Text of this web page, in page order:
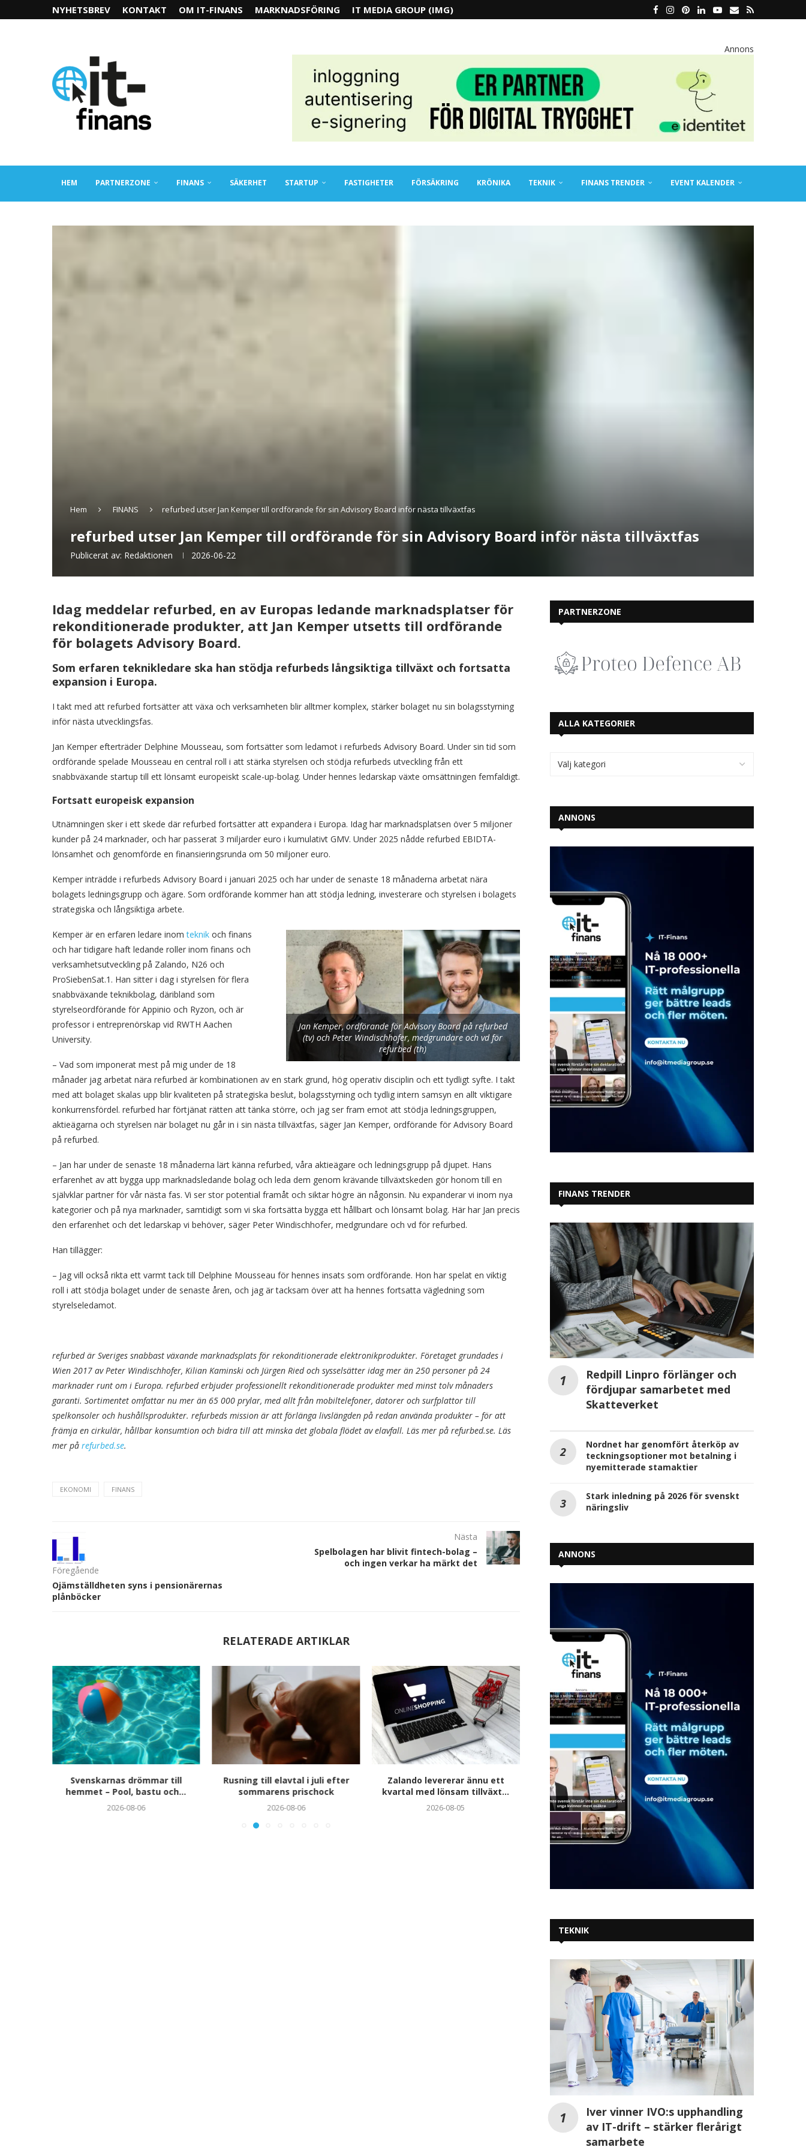
NYHETSBREV KONTAKT OM IT-FINANS MARKNADSFÖRING IT MEDIA GROUP (IMG)
Annons
HEM PARTNERZONE FINANS SÄKERHET STARTUP FASTIGHETER FÖRSÄKRING KRÖNIKA TEKNIK FINANS TRENDER EVENT KALENDER
Hem FINANS refurbed utser Jan Kemper till ordförande för sin Advisory Board inför nästa tillväxtfas
refurbed utser Jan Kemper till ordförande för sin Advisory Board inför nästa tillväxtfas
Publicerat av: Redaktionen 2026-06-22
Idag meddelar refurbed, en av Europas ledande marknadsplatser för
rekonditionerade produkter, att Jan Kemper utsetts till ordförande
för bolagets Advisory Board.
Som erfaren teknikledare ska han stödja refurbeds långsiktiga tillväxt och fortsatta
expansion i Europa.
I takt med att refurbed fortsätter att växa och verksamheten blir alltmer komplex, stärker bolaget nu sin bolagsstyrning
inför nästa utvecklingsfas.
Jan Kemper efterträder Delphine Mousseau, som fortsätter som ledamot i refurbeds Advisory Board. Under sin tid som
ordförande spelade Mousseau en central roll i att stärka styrelsen och stödja refurbeds utveckling från ett
snabbväxande startup till ett lönsamt europeiskt scale-up-bolag. Under hennes ledarskap växte omsättningen femfaldigt.
Fortsatt europeisk expansion
Utnämningen sker i ett skede där refurbed fortsätter att expandera i Europa. Idag har marknadsplatsen över 5 miljoner
kunder på 24 marknader, och har passerat 3 miljarder euro i kumulativt GMV. Under 2025 nådde refurbed EBIDTA-
lönsamhet och genomförde en finansieringsrunda om 50 miljoner euro.
Kemper inträdde i refurbeds Advisory Board i januari 2025 och har under de senaste 18 månaderna arbetat nära
bolagets ledningsgrupp och ägare. Som ordförande kommer han att stödja ledning, investerare och styrelsen i bolagets
strategiska och långsiktiga arbete.
Jan Kemper, ordförande för Advisory Board på refurbed
(tv) och Peter Windischhofer, medgrundare och vd för
refurbed (th)
Kemper är en erfaren ledare inomteknik och finans
och har tidigare haft ledande roller inom finans och
verksamhetsutveckling på Zalando, N26 och
ProSiebenSat.1. Han sitter i dag i styrelsen för flera
snabbväxande teknikbolag, däribland som
styrelseordförande för Appinio och Ryzon, och är
professor i entreprenörskap vid RWTH Aachen
University.
– Vad som imponerat mest på mig under de 18
månader jag arbetat nära refurbed är kombinationen av en stark grund, hög operativ disciplin och ett tydligt syfte. I takt
med att bolaget skalas upp blir kvaliteten på strategiska beslut, bolagsstyrning och tydlig intern samsyn en allt viktigare
konkurrensfördel. refurbed har förtjänat rätten att tänka större, och jag ser fram emot att stödja ledningsgruppen,
aktieägarna och styrelsen när bolaget nu går in i sin nästa tillväxtfas, säger Jan Kemper, ordförande för Advisory Board
på refurbed.
– Jan har under de senaste 18 månaderna lärt känna refurbed, våra aktieägare och ledningsgrupp på djupet. Hans
erfarenhet av att bygga upp marknadsledande bolag och leda dem genom krävande tillväxtskeden gör honom till en
självklar partner för vår nästa fas. Vi ser stor potential framåt och siktar högre än någonsin. Nu expanderar vi inom nya
kategorier och på nya marknader, samtidigt som vi ska fortsätta bygga ett hållbart och lönsamt bolag. Här har Jan precis
den erfarenhet och det ledarskap vi behöver, säger Peter Windischhofer, medgrundare och vd för refurbed.
Han tillägger:
– Jag vill också rikta ett varmt tack till Delphine Mousseau för hennes insats som ordförande. Hon har spelat en viktig
roll i att stödja bolaget under de senaste åren, och jag är tacksam över att ha hennes fortsatta vägledning som
styrelseledamot.
refurbed är Sveriges snabbast växande marknadsplats för rekonditionerade elektronikprodukter. Företaget grundades i
Wien 2017 av Peter Windischhofer, Kilian Kaminski och Jürgen Ried och sysselsätter idag mer än 250 personer på 24
marknader runt om i Europa. refurbed erbjuder professionellt rekonditionerade produkter med minst tolv månaders
garanti. Sortimentet omfattar nu mer än 65 000 prylar, med allt från mobiltelefoner, datorer och surfplattor till
spelkonsoler och hushållsprodukter. refurbeds mission är att förlänga livslängden på redan använda produkter – för att
främja en cirkulär, hållbar konsumtion och bidra till att minska det globala flödet av elavfall. Läs mer på refurbed.se. Läs
mer på refurbed.se.
EKONOMI FINANS
Föregående
Ojämställdheten syns i pensionärernas
plånböcker
Nästa
Spelbolagen har blivit fintech-bolag –
och ingen verkar ha märkt det
RELATERADE ARTIKLAR
Svenskarnas drömmar till
hemmet – Pool, bastu och...
2026-08-06
Rusning till elavtal i juli efter
sommarens prischock
2026-08-06
Zalando levererar ännu ett
kvartal med lönsam tillväxt...
2026-08-05
Tror vi att förändringen gäller
oss eller någon...
2026-08-05
kreditmarknadsbolag
PARTNERZONE
ALLA KATEGORIER
ANNONS
FINANS TRENDER
Redpill Linpro förlänger och
fördjupar samarbetet med
Skatteverket
Nordnet har genomfört återköp av
teckningsoptioner mot betalning i
nyemitterade stamaktier
Stark inledning på 2026 för svenskt
näringsliv
ANNONS
TEKNIK
Iver vinner IVO:s upphandling
av IT-drift – stärker flerårigt
samarbete